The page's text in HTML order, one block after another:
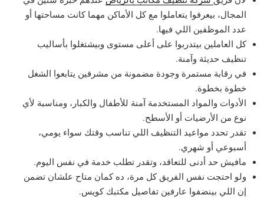
المجال، بيعرفوا يتعاملوا مع كل الأماكن مهما كانت مساحتها أو
عدد الموظفين اللي فيها.
كل العاملين بيتدربوا على أعلى مستوى وبيشتغلوا بأساليب
تنظيف حديثة وآمنة.
في رقابة مستمرة وجودة مضمونة من مشرفين يتابعوا الشغل
خطوة بخطوة.
الأدوات والمواد المستخدمة آمنة للأطفال والكبار، ومناسبة لأي
نوع من الأرضيات أو الأسطح.
تقدر تحدد مواعيد التنظيف اللي تناسب وقتك سواء يومي،
أسبوعي أو شهري.
مافيش حد أدنى للتعاقد، وتقدر تطلب خدمة في نفس اليوم.
ولو احتجت نفس الفريق كل مرة، ده كمان متاح علشان تضمن
إن اللي بينضفوا عارفين تفاصيل مكتبك كويس.